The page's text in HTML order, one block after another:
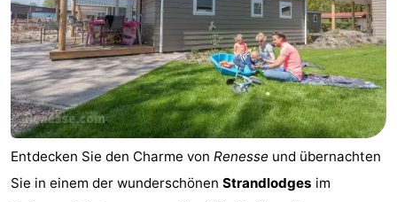
Entdecken Sie den Charme von Renesse und übernachten
Sie in einem der wunderschönen Strandlodges im